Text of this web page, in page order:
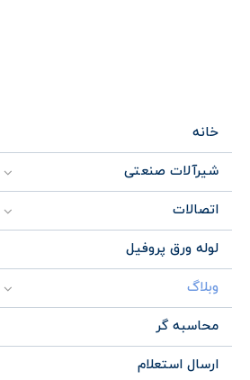
خانه
شیرآلات صنعتی
اتصالات
لوله ورق پروفیل
وبلاگ
محاسبه گر
ارسال استعلام